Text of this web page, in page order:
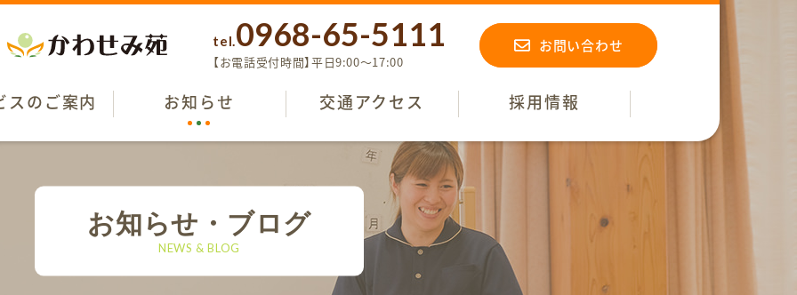
tel.0968-65-5111
【お電話受付時間】平日9:00〜17:00
お問い合わせ
スのご案内 お知らせ 交通アクセス 採用情報
お知らせ・ブログ
NEWS & BLOG